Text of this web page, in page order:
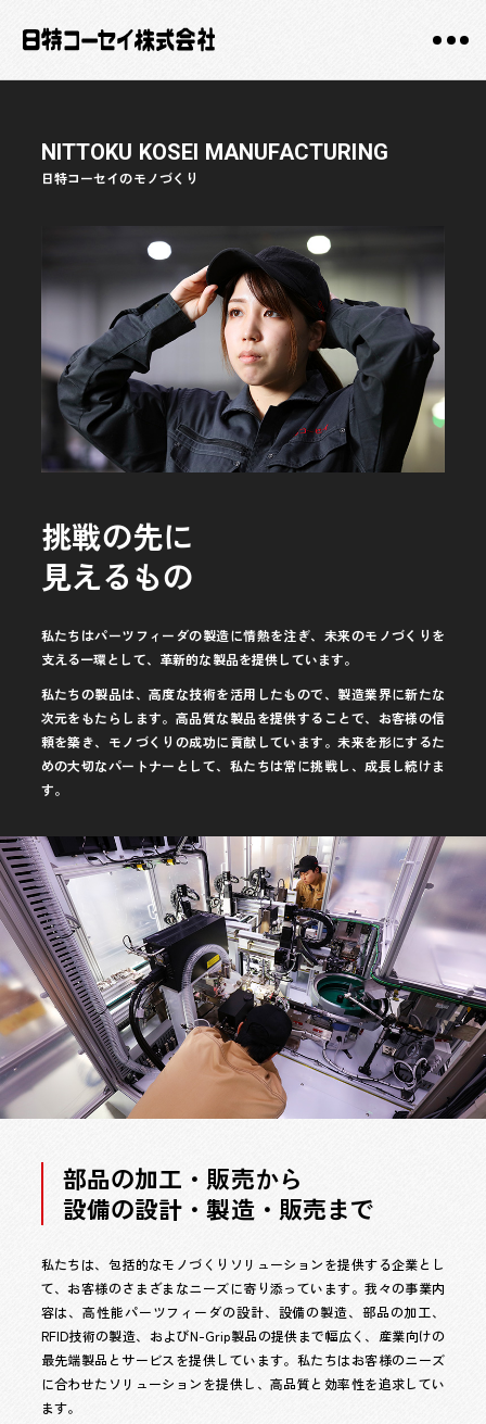
日特コーセイのモノづくり
NITTOKU KOSEI MANUFACTURING
挑戦の先に
見えるもの
私たちはパーツフィーダの製造に情熱を注ぎ、未来のモノづくりを
支える一環として、 革新的な製品を提供しています。
私たちの製品は、高度な技術を活用したもので、製造業界に新たな
次元をもたらします。 高品質な製品を提供することで、お客様の信
頼を築き、モノづくりの成功に貢献しています。未来を形にするた
めの大切なパートナーとして、私たちは常に挑戦し、成長し続けま
す。
部品の加工・販売から
設備の設計・製造・販売まで
私たちは、包括的なモノづくりソリューションを提供する企業とし
て、お客様のさまざまなニーズに寄り添っています。我々の事業内
容は、高性能パーツフィーダの設計、設備の製造、部品の加工、
RFID技術の製造、およびN-Grip製品の提供まで幅広く、産業向けの
最先端製品とサービスを提供しています。私たちはお客様のニーズ
に合わせたソリューションを提供し、高品質と効率性を追求してい
ます。